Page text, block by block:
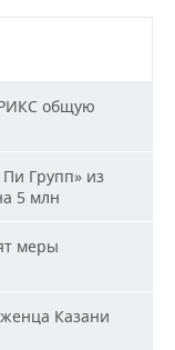
общую
Пи Групп» из
5 млн
меры
Казани